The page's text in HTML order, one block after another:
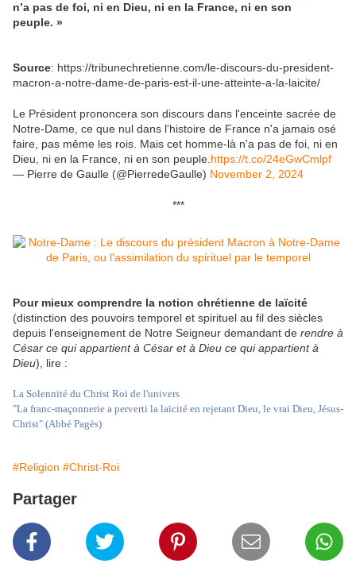
n’a pas de foi, ni en Dieu, ni en la France, ni en son
peuple. »
Source: https://tribunechretienne.com/le-discours-du-president-
macron-a-notre-dame-de-paris-est-il-une-atteinte-a-la-laicite/
Le Président prononcera son discours dans l'enceinte sacrée de
Notre-Dame, ce que nul dans l'histoire de France n'a jamais osé
faire, pas même les rois. Mais cet homme-là n'a pas de foi, ni en
Dieu, ni en la France, ni en son peuple. https://t.co/24eGwCmlpf
— Pierre de Gaulle (@PierredeGaulle) November 2, 2024
***
Pour mieux comprendre la notion chrétienne de laïcité
(distinction des pouvoirs temporel et spirituel au fil des siècles
depuis l'enseignement de Notre Seigneur demandant de rendre à
César ce qui appartient à César et à Dieu ce qui appartient à
Dieu), lire :
La Solennité du Christ Roi de l'univers
"La franc-maçonnerie a perverti la laïcité en rejetant Dieu, le vrai Dieu, Jésus-
Christ" (Abbé Pagès)
#Religion #Christ-Roi
Partager